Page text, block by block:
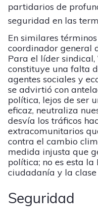
partidarios de
seguridad en las
En similares
coordinador general
Para el líder sindical,
constituye una falta
agentes sociales y
se advirtió con
política, lejos de ser
eficaz, neutraliza
desvía los tráficos
extracomunitarios
contra el cambio
medida injusta que
política; no es esta
ciudadanía y la
Seguridad